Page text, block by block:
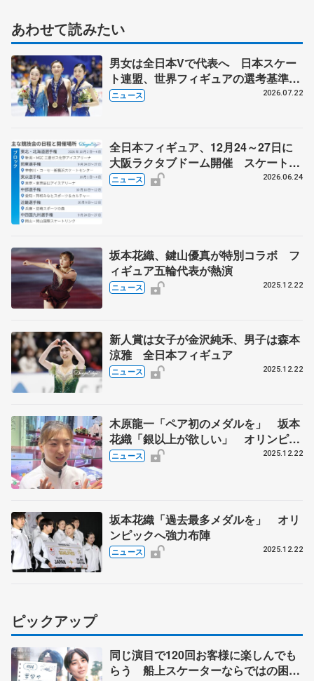
あわせて読みたい
男女は全日本Vで代表へ 日本スケー
ト連盟、世界フィギュアの選考基準を
承認
ニュース 2026.07.22
全日本フィギュア、12月24～27日に
大阪ラクタブドーム開催 スケート連
盟の新シーズン日程
ニュース 2026.06.24
坂本花織、鍵山優真が特別コラボ フ
ィギュア五輪代表が熱演
ニュース 2025.12.22
新人賞は女子が金沢純禾、男子は森本
涼雅 全日本フィギュア
ニュース 2025.12.22
木原龍一「ペア初のメダルを」 坂本
花織「銀以上が欲しい」 オリンピッ
クへ決意新た
ニュース 2025.12.22
坂本花織「過去最多メダルを」 オリ
ンピックへ強力布陣
ニュース 2025.12.22
ピックアップ
同じ演目で120回お客様に楽しんでも
らう 船上スケーターならではの困難